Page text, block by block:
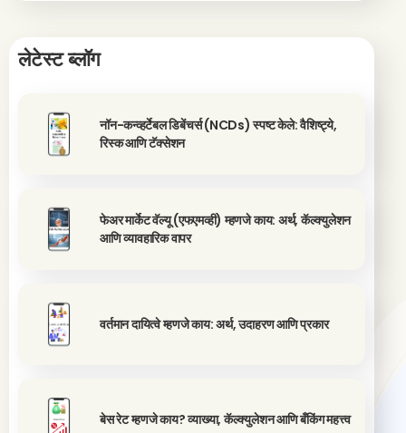
लेटेस्ट ब्लॉग
नॉन-कन्व्हर्टेबल डिबेंचर्स (NCDs) स्पष्ट केले: वैशिष्ट्ये,
रिस्क आणि टॅक्सेशन
फेअर मार्केट वॅल्यू (एफएमव्ही) म्हणजे काय: अर्थ, कॅल्क्युलेशन
आणि व्यावहारिक वापर
वर्तमान दायित्वे म्हणजे काय: अर्थ, उदाहरण आणि प्रकार
बेस रेट म्हणजे काय? व्याख्या, कॅल्क्युलेशन आणि बँकिंग महत्त्व